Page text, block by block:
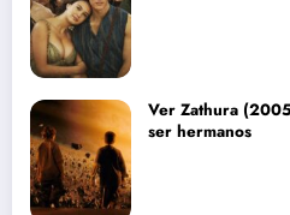
Ver Zathura
ser hermanos